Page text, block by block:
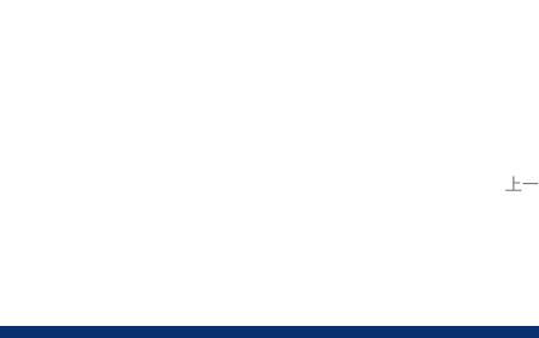
上